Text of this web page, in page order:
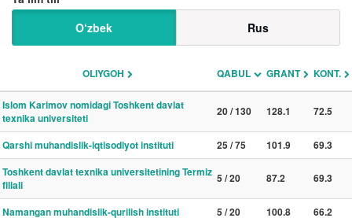
O‘zbek
Rus
OLIYGOH QABUL GRANT KONT.
Islom Karimov nomidagi Toshkent davlat
texnika universiteti
20 / 130 128.1 72.5
Qarshi muhandislik-iqtisodiyot instituti 25 / 75 101.9
69.3
Toshkent davlat texnika universitetining Termiz
filiali
5 / 20 87.2 69.3
Namangan muhandislik-qurilish instituti 5 / 20 100.8 66.2